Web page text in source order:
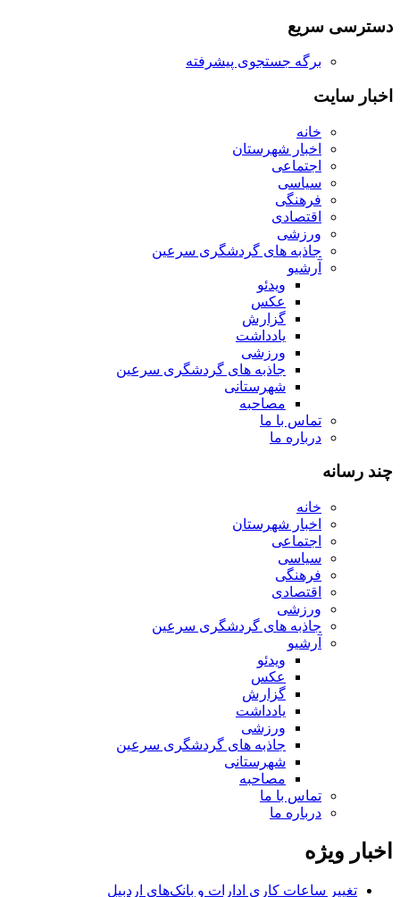
دسترسی سریع
برگه جستجوی پیشرفته
اخبار سایت
خانه
اخبار شهرستان
اجتماعی
سیاسی
فرهنگی
اقتصادی
ورزشی
جاذبه های گردشگری سرعین
آرشیو
ویدئو
عکس
گزارش
یادداشت
ورزشی
جاذبه های گردشگری سرعین
شهرستانی
مصاحبه
تماس با ما
درباره ما
چند رسانه
خانه
اخبار شهرستان
اجتماعی
سیاسی
فرهنگی
اقتصادی
ورزشی
جاذبه های گردشگری سرعین
آرشیو
ویدئو
عکس
گزارش
یادداشت
ورزشی
جاذبه های گردشگری سرعین
شهرستانی
مصاحبه
تماس با ما
درباره ما
اخبار ویژه
تغییر ساعات کاری ادارات و بانک‌های اردبیل